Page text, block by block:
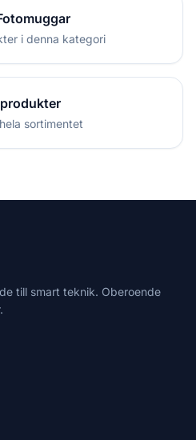
i denna kategori
sortimentet
till smart teknik. Oberoende